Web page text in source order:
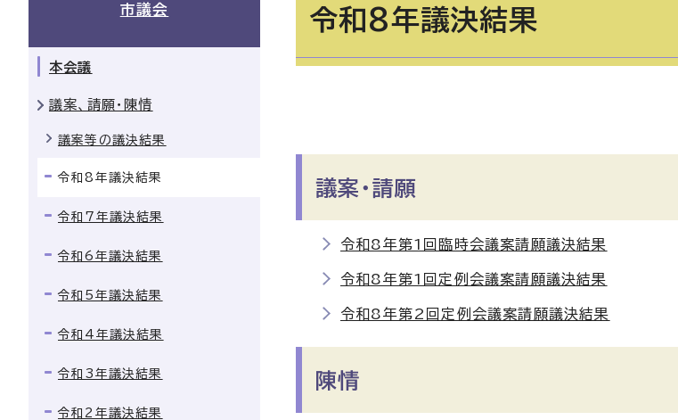
令和8年議決結果
議案・請願
令和8年第1回臨時会議案請願議決結果
令和8年第1回定例会議案請願議決結果
令和8年第2回定例会議案請願議決結果
陳情
市議会
本会議
議案、請願・陳情
議案等の議決結果
令和8年議決結果
令和7年議決結果
令和6年議決結果
令和5年議決結果
令和4年議決結果
令和3年議決結果
令和2年議決結果